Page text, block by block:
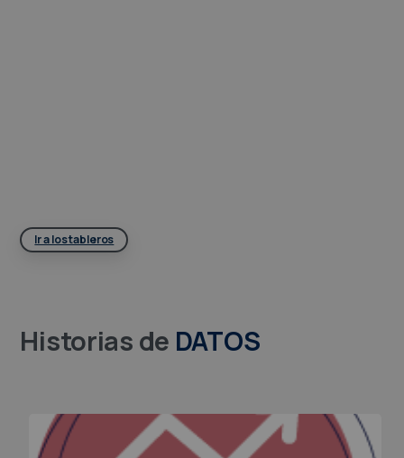
Ir a los tableros
Historias de DATOS